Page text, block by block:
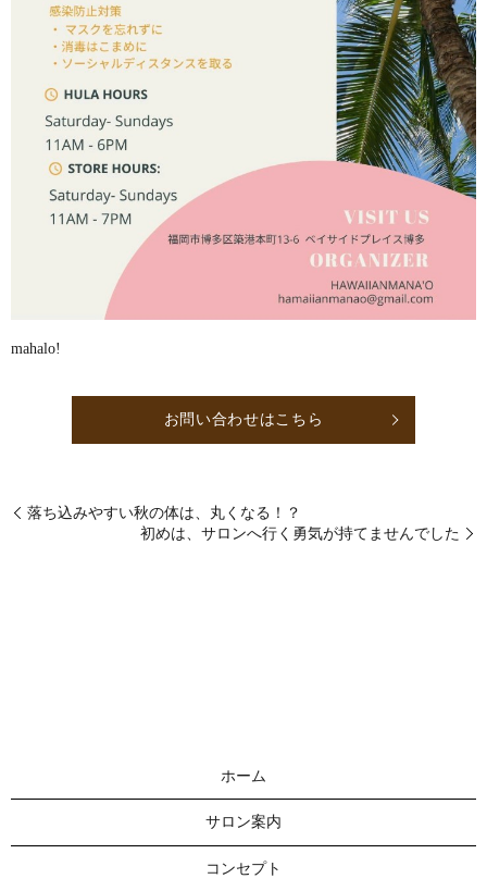
mahalo!
お問い合わせはこちら
落ち込みやすい秋の体は、丸くなる！？
初めは、サロンへ行く勇気が持てませんでした
ホーム
サロン案内
コンセプト